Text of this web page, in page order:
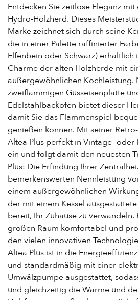
Entdecken Sie zeitlose Eleganz
Hydro-Holzherd. Dieses
Marke zeichnet sich durch seine
die in einer Palette raffinierter
Elfenbein oder Schwarz) erhältlich
Charme der alten Holzherde mit
außergewöhnlichen Kochleistung.
zweiflammigen Gusseisenplatte
Edelstahlbackofen bietet dieser
damit Sie das Flammenspiel
genießen können. Mit seiner
Altea Plus perfekt in Vintage-
ein und folgt damit den neuesten
Plus: Die Erfindung Ihrer
bemerkenswerten Nennleistung
einem außergewöhnlichen
der mit einem Kessel
bereit, Ihr Zuhause zu verwandeln.
großen Raum komfortabel und
den vielen innovativen
Altea Plus ist in die
und standardmäßig mit einer
Umwälzpumpe ausgestattet,
und gleichzeitig die Wärme und